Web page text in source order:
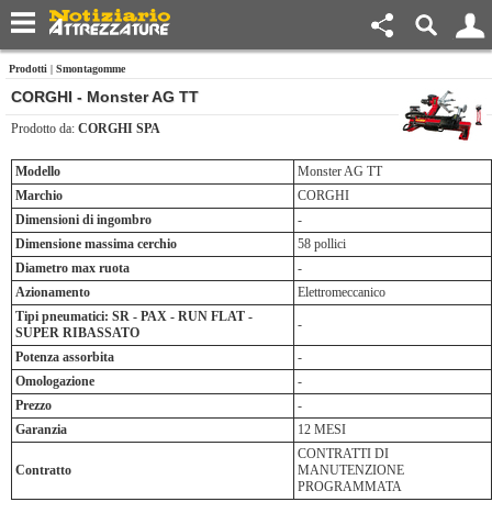
Prodotti | Smontagomme
CORGHI - Monster AG TT
Prodotto da: CORGHI SPA
Modello
Monster AG TT
Marchio
CORGHI
Dimensioni di ingombro
-
Dimensione massima cerchio
58 pollici
Diametro max ruota
-
Azionamento
Elettromeccanico
Tipi pneumatici: SR - PAX - RUN FLAT -
SUPER RIBASSATO
-
Potenza assorbita
-
Omologazione
-
Prezzo
-
Garanzia
12 MESI
Contratto
CONTRATTI DI
MANUTENZIONE
PROGRAMMATA